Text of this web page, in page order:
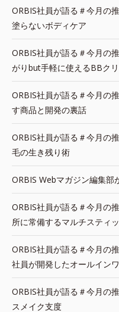
ORBIS社員が語る＃今月の
塗らないボディケア
ORBIS社員が語る＃今月の
がりbut手軽に使えるBBク
ORBIS社員が語る＃今月の
す商品と開発の裏話
ORBIS社員が語る＃今月の
毛の生き残り術
ORBIS Webマガジン編集部
ORBIS社員が語る＃今月の
所に常備するマルチスティ
ORBIS社員が語る＃今月の
社員が開発したオールイン
ORBIS社員が語る＃今月の
スメイク支度